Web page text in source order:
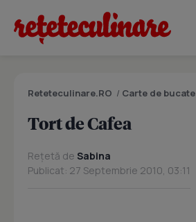
Reteteculinare.RO / Carte de bucate
Tort de Cafea
Rețetă de Sabina
Publicat: 27 Septembrie 2010, 03:11